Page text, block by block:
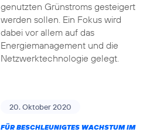
genutzten Grünstroms gesteigert
werden sollen. Ein Fokus wird
dabei vor allem auf das
Energiemanagement und die
Netzwerktechnologie gelegt.
20. Oktober 2020
FÜR BESCHLEUNIGTES WACHSTUM IM